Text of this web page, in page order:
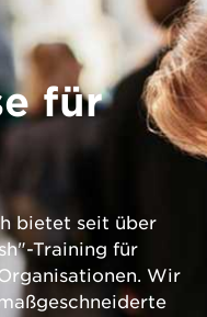
für
bietet seit über
Training für
Wir